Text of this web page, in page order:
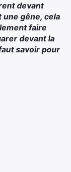
devant
une gêne, cela
faire
devant la
savoir pour